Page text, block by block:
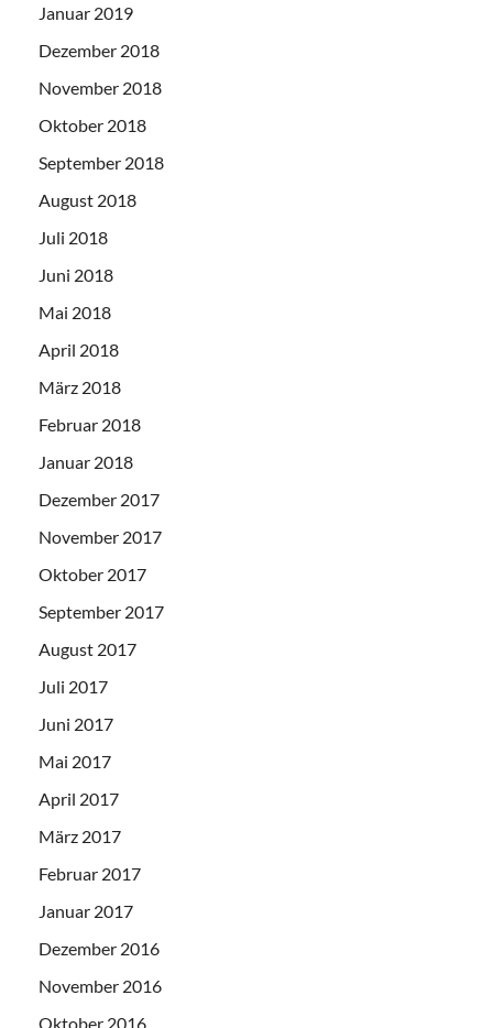
Januar 2019
Dezember 2018
November 2018
Oktober 2018
September 2018
August 2018
Juli 2018
Juni 2018
Mai 2018
April 2018
März 2018
Februar 2018
Januar 2018
Dezember 2017
November 2017
Oktober 2017
September 2017
August 2017
Juli 2017
Juni 2017
Mai 2017
April 2017
März 2017
Februar 2017
Januar 2017
Dezember 2016
November 2016
Oktober 2016